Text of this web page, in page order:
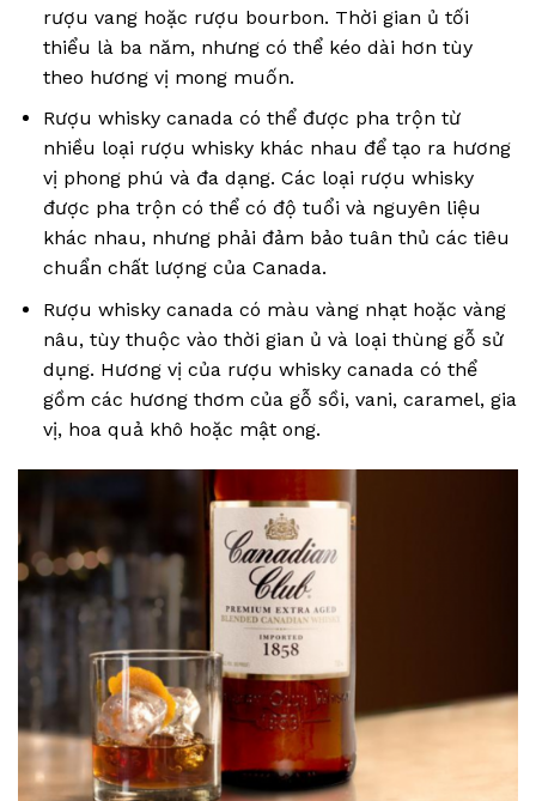
rượu vang hoặc rượu bourbon. Thời gian ủ tối
thiểu là ba năm, nhưng có thể kéo dài hơn tùy
theo hương vị mong muốn.
Rượu whisky canada có thể được pha trộn từ
nhiều loại rượu whisky khác nhau để tạo ra hương
vị phong phú và đa dạng. Các loại rượu whisky
được pha trộn có thể có độ tuổi và nguyên liệu
khác nhau, nhưng phải đảm bảo tuân thủ các tiêu
chuẩn chất lượng của Canada.
Rượu whisky canada có màu vàng nhạt hoặc vàng
nâu, tùy thuộc vào thời gian ủ và loại thùng gỗ sử
dụng. Hương vị của rượu whisky canada có thể
gồm các hương thơm của gỗ sồi, vani, caramel, gia
vị, hoa quả khô hoặc mật ong.